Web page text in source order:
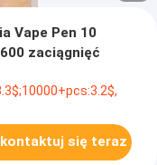
Vape Pen 10
zaciągnięć
się teraz